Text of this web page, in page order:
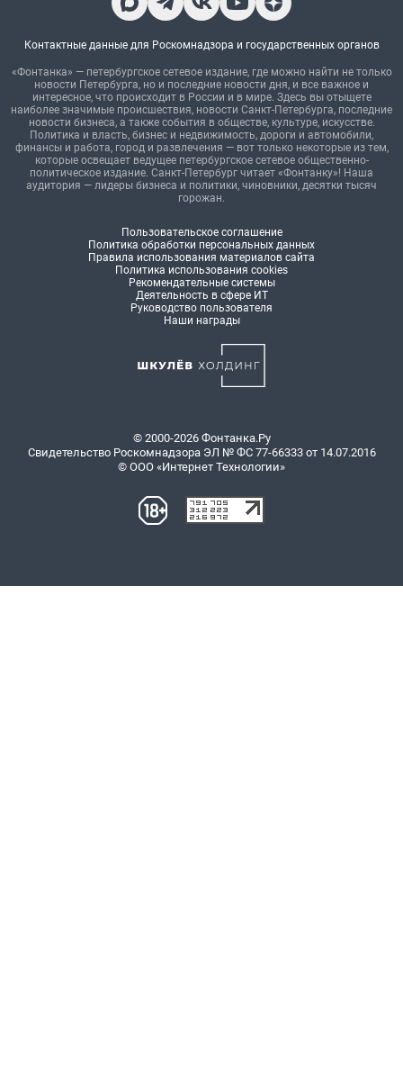
Контактные данные для Роскомнадзора и государственных органов
«Фонтанка» — петербургское сетевое издание, где можно найти не только
новости Петербурга, но и последние новости дня, и все важное и
интересное, что происходит в России и в мире. Здесь вы отыщете
наиболее значимые происшествия, новости Санкт-Петербурга, последние
новости бизнеса, а также события в обществе, культуре, искусстве.
Политика и власть, бизнес и недвижимость, дороги и автомобили,
финансы и работа, город и развлечения — вот только некоторые из тем,
которые освещает ведущее петербургское сетевое общественно-
политическое издание. Санкт-Петербург читает «Фонтанку»! Наша
аудитория — лидеры бизнеса и политики, чиновники, десятки тысяч
горожан.
Пользовательское соглашение
Политика обработки персональных данных
Правила использования материалов сайта
Политика использования cookies
Рекомендательные системы
Деятельность в сфере ИТ
Руководство пользователя
Наши награды
© 2000-2026 Фонтанка.Ру
Свидетельство Роскомнадзора ЭЛ № ФС 77-66333 от 14.07.2016
© ООО «Интернет Технологии»